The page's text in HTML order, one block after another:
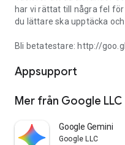
har vi rättat till några fel
du lättare ska upptäcka
Bli betatestare: http://
Appsupport
Mer från Google LLC
Google Gemini
Google LLC